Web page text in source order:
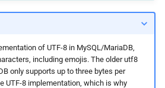
of UTF-8 in MySQL/MariaDB,
including emojis. The older utf8
only supports up to three bytes per
UTF-8 implementation, which is why